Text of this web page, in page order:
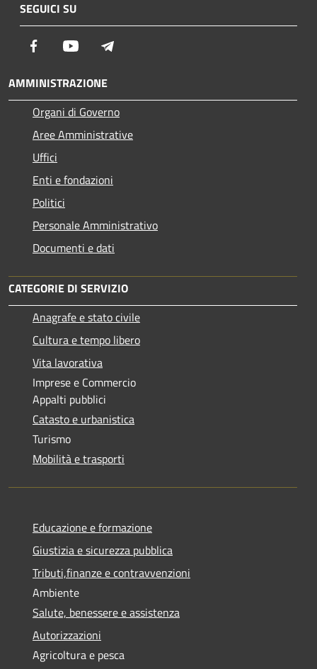
SEGUICI SU
Facebook Youtube
AMMINISTRAZIONE
Organi di Governo
Aree Amministrative
Uffici
Enti e fondazioni
Politici
Personale Amministrativo
Documenti e dati
CATEGORIE DI SERVIZIO
Anagrafe e stato civile
Cultura e tempo libero
Vita lavorativa
Imprese e Commercio
Appalti pubblici
Catasto e urbanistica
Turismo
Mobilità e trasporti
Educazione e formazione
Giustizia e sicurezza pubblica
Tributi,finanze e contravvenzioni
Ambiente
Salute, benessere e assistenza
Autorizzazioni
Agricoltura e pesca